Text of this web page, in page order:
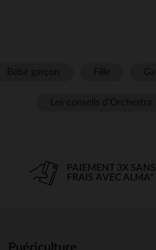
PAIEMENT 3X SANS
FRAIS AVEC ALMA*